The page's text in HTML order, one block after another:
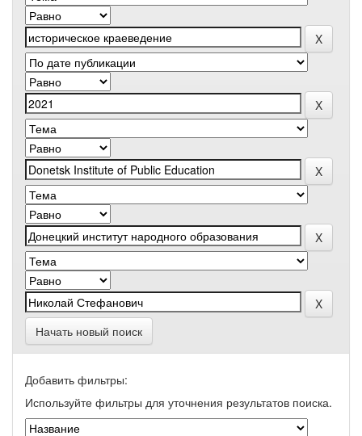
Начать новый поиск
Добавить фильтры:
Используйте фильтры для уточнения результатов поиска.